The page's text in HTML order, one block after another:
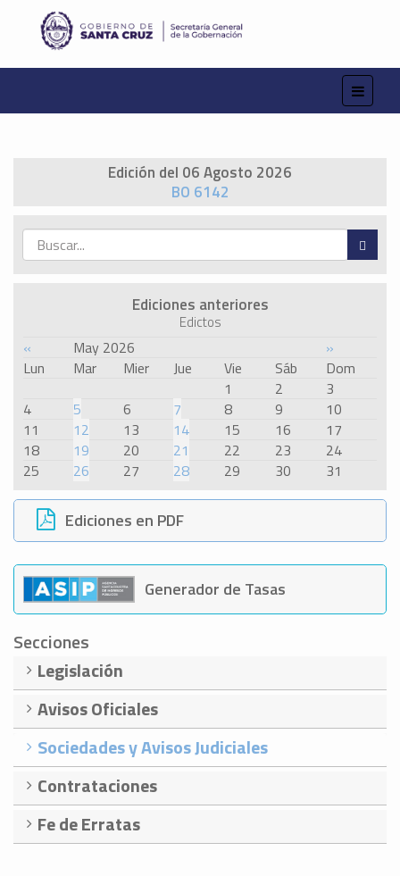
Edición del 06 Agosto 2026
BO 6142
Ediciones anteriores
Edictos
« May 2026
»
Lun
Mar Mier Jue Vie Sáb
Dom
1
2
3
4
5 6 7 8 9
10
11
12 13 14 15 16
17
18
19 20 21 22 23
24
25
26 27 28 29 30 31
Ediciones en PDF
Generador de Tasas
Secciones
Legislación
Avisos Oficiales
Sociedades y Avisos Judiciales
Contrataciones
Fe de Erratas